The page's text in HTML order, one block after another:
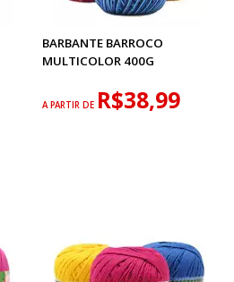
BARBANTE BARROCO
MULTICOLOR 400G
A PARTIR DE R$38,99